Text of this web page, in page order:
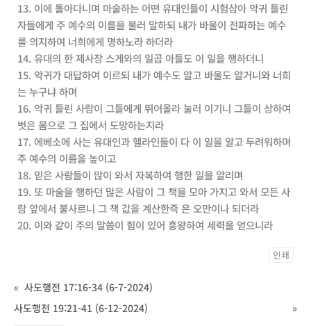
13. 이에 돌아다니며 마술하는 어떤 유대인들이 시험삼아 악귀 들린
자들에게 주 예수의 이름을 불러 말하되 내가 바울이 전파하는 예수
를 의지하여 너희에게 명하노라 하더라
14. 유대의 한 제사장 스게와의 일곱 아들도 이 일을 행하더니
15. 악귀가 대답하여 이르되 내가 예수도 알고 바울도 알거니와 너희
는 누구냐 하며
16. 악귀 들린 사람이 그들에게 뛰어올라 눌러 이기니 그들이 상하여
벗은 몸으로 그 집에서 도망하는지라
17. 에베소에 사는 유대인과 헬라인들이 다 이 일을 알고 두려워하며
주 예수의 이름을 높이고
18. 믿은 사람들이 많이 와서 자복하여 행한 일을 알리며
19. 또 마술을 행하던 많은 사람이 그 책을 모아 가지고 와서 모든 사
람 앞에서 불사르니 그 책 값을 계산한즉 은 오만이나 되더라
20. 이와 같이 주의 말씀이 힘이 있어 흥왕하여 세력을 얻으니라
인쇄
« 사도행전 17:16-34 (6-7-2024)
사도행전 19:21-41 (6-12-2024)
»